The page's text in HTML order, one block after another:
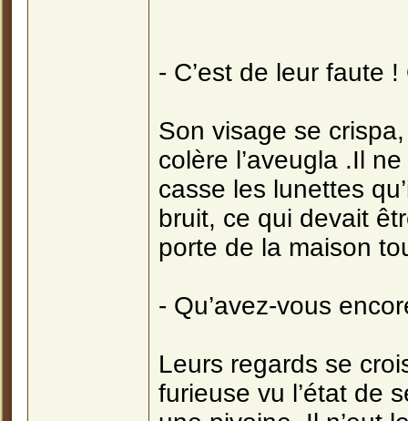
- C’est de leur faute
Son visage se
colère l’aveugla .Il
casse les lunettes
bruit, ce qui devait
porte de la maison
- Qu’avez-vous
Leurs regards se
furieuse vu l’état de